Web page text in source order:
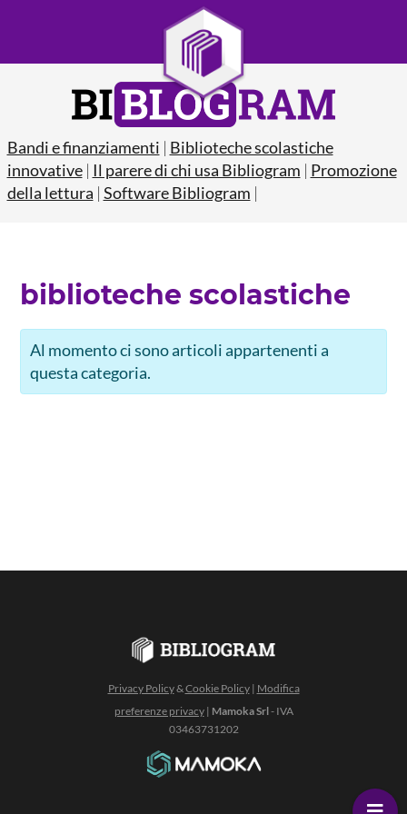
Bandi e finanziamenti | Biblioteche scolastiche
innovative| Il parere di chi usa Bibliogram | Promozione
della lettura | Software Bibliogram |
biblioteche scolastiche
Al momento ci sono articoli appartenenti a
questa categoria.
Privacy Policy&Cookie Policy| Modifica
preferenze privacy| Mamoka Srl- IVA
03463731202